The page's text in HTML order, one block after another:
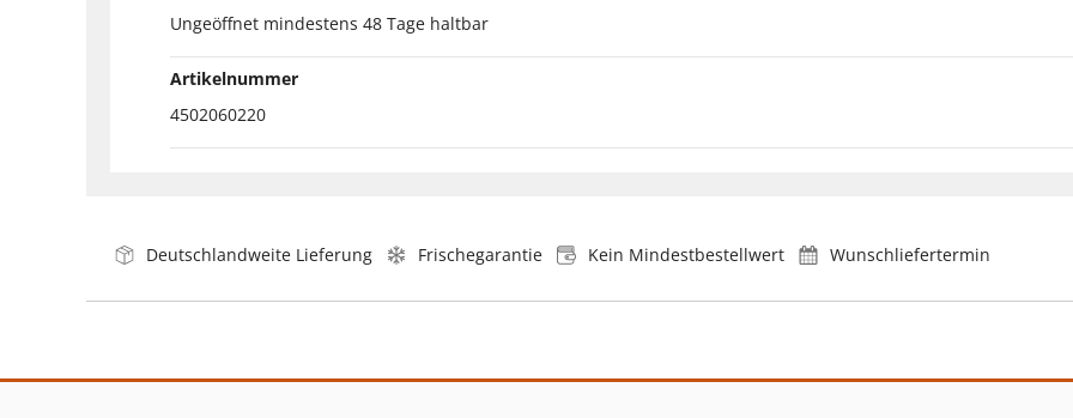
Ungeöffnet mindestens 48 Tage haltbar
Artikelnummer
4502060220
Deutschlandweite Lieferung Frischegarantie Kein Mindestbestellwert Wunschliefertermin